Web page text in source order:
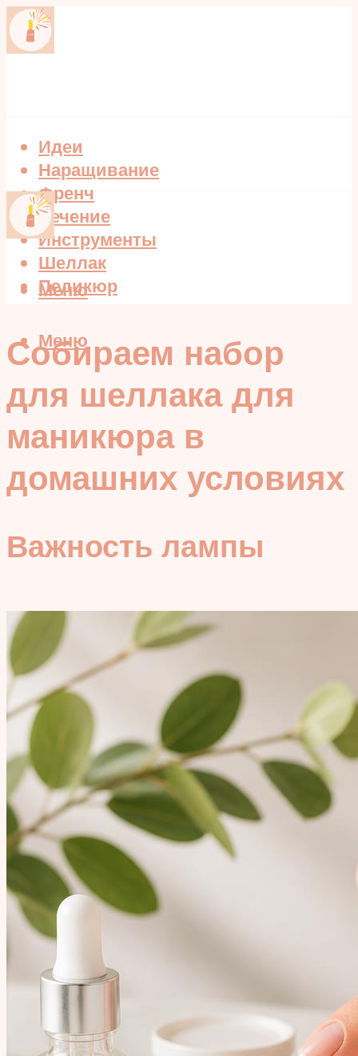
Идеи
Наращивание
Френч
Лечение
Инструменты
Шеллак
Педикюр
Меню
Меню
Собираем набор
для шеллака для
маникюра в
домашних условиях
Важность лампы